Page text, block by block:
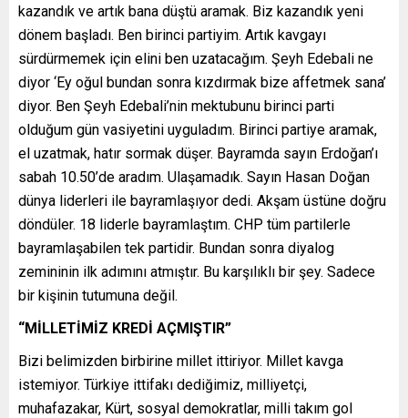
kazandık ve artık bana düştü aramak. Biz kazandık yeni
dönem başladı. Ben birinci partiyim. Artık kavgayı
sürdürmemek için elini ben uzatacağım. Şeyh Edebali ne
diyor ‘Ey oğul bundan sonra kızdırmak bize affetmek sana’
diyor. Ben Şeyh Edebali’nin mektubunu birinci parti
olduğum gün vasiyetini uyguladım. Birinci partiye aramak,
el uzatmak, hatır sormak düşer. Bayramda sayın Erdoğan’ı
sabah 10.50’de aradım. Ulaşamadık. Sayın Hasan Doğan
dünya liderleri ile bayramlaşıyor dedi. Akşam üstüne doğru
döndüler. 18 liderle bayramlaştım. CHP tüm partilerle
bayramlaşabilen tek partidir. Bundan sonra diyalog
zemininin ilk adımını atmıştır. Bu karşılıklı bir şey. Sadece
bir kişinin tutumuna değil.
“MİLLETİMİZ KREDİ AÇMIŞTIR”
Bizi belimizden birbirine millet ittiriyor. Millet kavga
istemiyor. Türkiye ittifakı dediğimiz, milliyetçi,
muhafazakar, Kürt, sosyal demokratlar, milli takım gol